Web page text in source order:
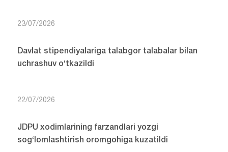
23/07/2026
Davlat stipendiyalariga talabgor talabalar bilan
uchrashuv o‘tkazildi
22/07/2026
JDPU xodimlarining farzandlari yozgi
sog‘lomlashtirish oromgohiga kuzatildi